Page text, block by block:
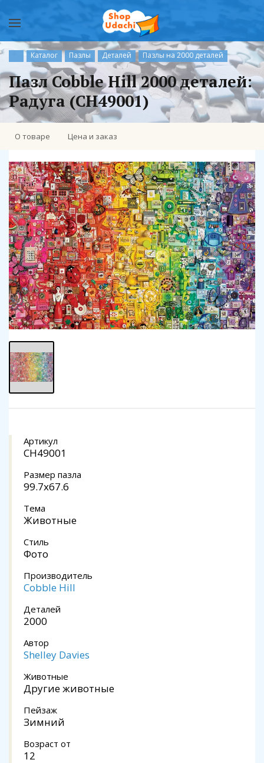
Каталог Пазлы Деталей Пазлы на 2000 деталей
Пазл Cobble Hill 2000 деталей:
Радуга (CH49001)
О товаре Цена и заказ
Артикул
CH49001
Размер пазла
99.7x67.6
Тема
Животные
Стиль
Фото
Производитель
Cobble Hill
Деталей
2000
Автор
Shelley Davies
Животные
Другие животные
Пейзаж
Зимний
Возраст от
12